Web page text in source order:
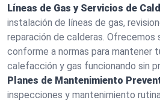
Líneas de Gas y Servicios de
instalación de líneas de gas,
reparación de calderas. Ofrecemos
conforme a normas para mantener
calefacción y gas funcionando sin
Planes de Mantenimiento
inspecciones y mantenimiento